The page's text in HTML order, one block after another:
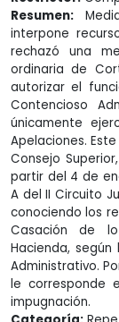
Resumen:
interpone
rechazó una
ordinaria de
autorizar el
Contencioso
únicamente
Apelaciones.
Consejo
partir del 4 de
A del II Circuito
conociendo los
Casación de
Hacienda,
Administrativo.
le corresponde
impugnación.